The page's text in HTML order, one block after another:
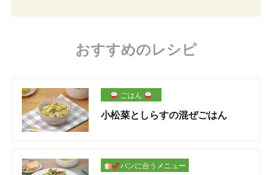
おすすめのレシピ
ごはん
小松菜としらすの混ぜごはん
パンに合うメニュー